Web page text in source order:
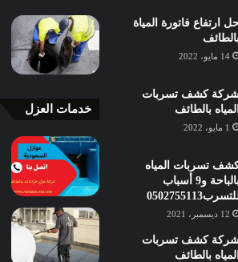
ارتفاع فاتورة المياة
14 مايو، 2022
كشف تسربات
المياه بالطائف
1 مايو، 2022
تسربات المياه
بالباحة و9 أسباب
12 ديسمبر، 2021
كشف تسربات
المياه بالطائف
خدمات العزل